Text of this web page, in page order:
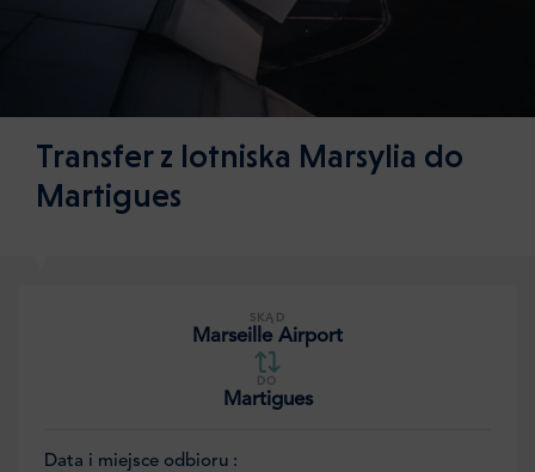
Transfer z lotniska Marsylia do
Martigues
SKĄD
Marseille Airport
DO
Martigues
Data i miejsce odbioru :